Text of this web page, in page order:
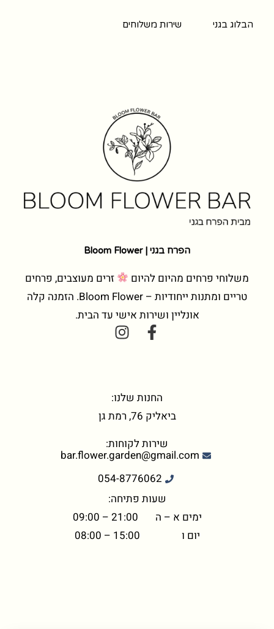
הפרח בגני | Bloom Flower
משלוחי פרחים מהיום להיום
זרים מעוצבים, פרחים
טריים ומתנות ייחודיות – Bloom Flower. הזמנה קלה
אונליין ושירות אישי עד הבית.
החנות שלנו:
ביאליק 76, רמת גן
bar.flower.garden@gmail.com
054-8776062
שעות פתיחה:
ימים א – ה 21:00 – 09:00
יום ו 15:00 – 08:00
שירות לקוחות:
הבלוג בגני שירות משלוחים